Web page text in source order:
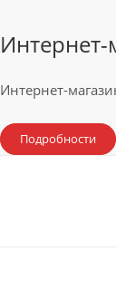
Интернет-
Подробности